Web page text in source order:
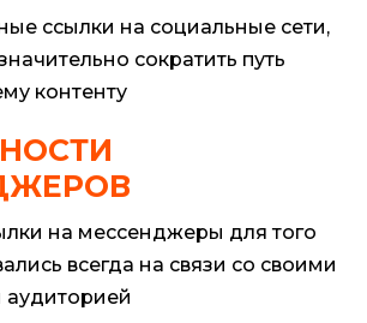
ссылки на социальные сети,
сократить путь
контенту
на мессенджеры для того
всегда на связи со своими
аудиторией